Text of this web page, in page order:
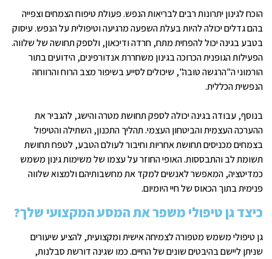
הוכח לגינון יתרונות רבים לבריאות הנפש. פעולת טיפוח הצמחים וצפייה
בהם גדלים יכולה להיות בעלת השפעה מרגיעה וטיפולית על הנפש. עיסוק
בטבע בגינה יכול להפחית מתח, חרדה ודיכאון, ולספק תחושה של שלווה.
הפעילות הגופנית הכרוכה בגינון משחררת אנדורפינים, הידועים בתור
הורמוני ה"הרגשה טובה", שיכולים לסייע בשיפור מצב הרוח והרווחה
הנפשית הכללית.
בנוסף, עבודה בגינה יכולה לספק תחושת מטרה והישג, להגביר את
ההערכה העצמית והביטחון העצמי. תהליך התכנון, השתילה והטיפול
בצמחים מכניסים תחושת אחריות וחיבור לעולם הטבע, לטפח תחושת
תשומת לב והתבססות. האופי החוזר על עצמו של משימות גינון משמש
כמדיטציה, המאפשר לאנשים למקד את מחשבותיהם ולמצוא שלווה
פנימית בתוך הכאוס של חיי היומיום.
כיצד גן טיפולי משפר את המסע המקצועי שלך?
גן טיפולי משמש מטפורה לצמיחה אישית ומקצועית, להציע שיעורים
שניתן ליישם בהיבטים שונים של החיים. כמו שגינה דורשת סבלנות,